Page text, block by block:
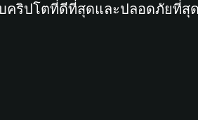
คริปโตที่ดีที่สุดและปลอดภัยที่สุ